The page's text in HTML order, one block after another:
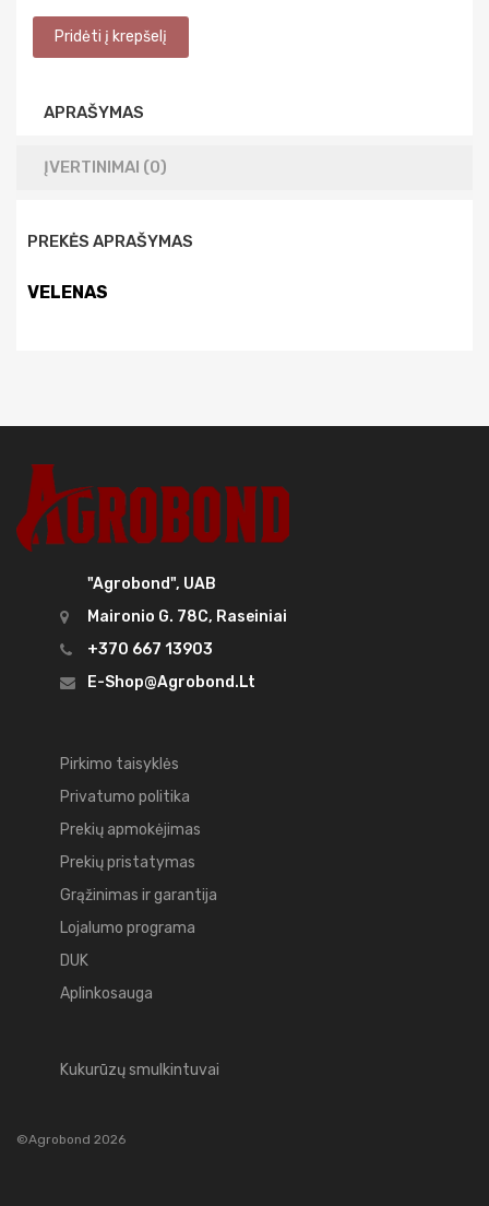
APRAŠYMAS
ĮVERTINIMAI (0)
PREKĖS APRAŠYMAS
VELENAS
"Agrobond", UAB
Maironio G. 78C, Raseiniai
+370 667 13903
E-Shop@agrobond.lt
Pirkimo taisyklės
Privatumo politika
Prekių apmokėjimas
Prekių pristatymas
Grąžinimas ir garantija
Lojalumo programa
DUK
Aplinkosauga
Kukurūzų smulkintuvai
©Agrobond 2026